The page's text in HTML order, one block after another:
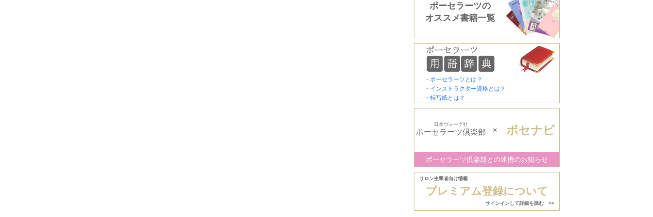
ポーセラーツの
オススメ書籍一覧
・ ポーセラーツとは？
・ インストラクター資格とは？
・ 転写紙とは？
日本ヴォーグ社
ポーセラーツ倶楽部 × ポセナビ
ポーセラーツ倶楽部との連携のお知らせ
サロン主宰者向け情報
プレミアム登録について
サインインして詳細を読む >>